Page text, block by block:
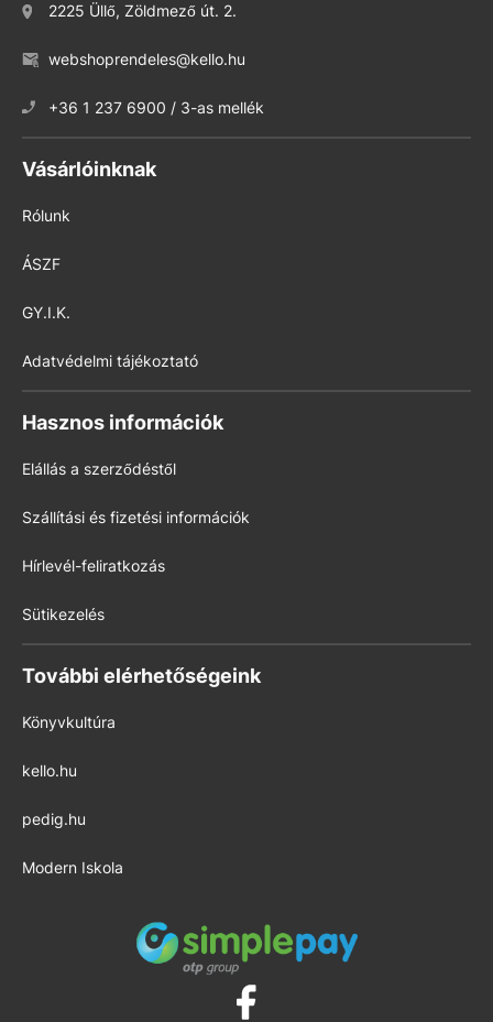
2225 Üllő, Zöldmező út. 2.
webshoprendeles@kello.hu
+36 1 237 6900 / 3-as mellék
Vásárlóinknak
Rólunk
ÁSZF
GY.I.K.
Adatvédelmi tájékoztató
Hasznos információk
Elállás a szerződéstől
Szállítási és fizetési információk
Hírlevél-feliratkozás
Sütikezelés
További elérhetőségeink
Könyvkultúra
kello.hu
pedig.hu
Modern Iskola